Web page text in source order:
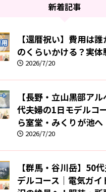
新着記事
【還暦祝い】費用は
のくらいかける？実体
2026/7/20
【長野・立山黒部ア
代夫婦の1日モデルコ
ら室堂・みくりが池へ
2026/7/20
【群馬・谷川岳】50
デルコース｜電気ガ